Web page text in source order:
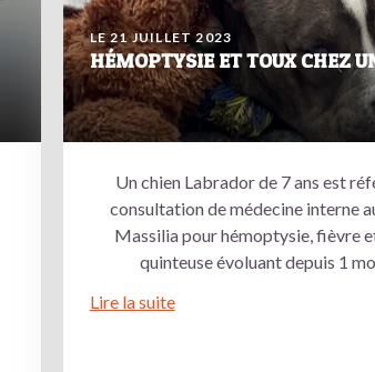
LE 21 JUILLET 2023
HÉMOPTYSIE ET TOUX CHEZ
Un chien Labrador de 7 ans est
consultation de médecine interne
Massilia pour hémoptysie, fièvre
quinteuse évoluant depuis 1
Lire la suite